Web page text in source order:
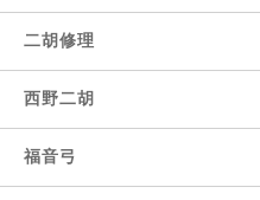
二胡修理
西野二胡
福音弓